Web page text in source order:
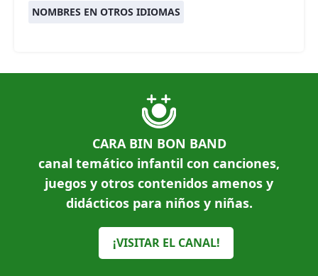
NOMBRES EN OTROS IDIOMAS
CARA BIN BON BAND
canal temático infantil con canciones,
juegos y otros contenidos amenos y
didácticos para niños y niñas.
¡VISITAR EL CANAL!